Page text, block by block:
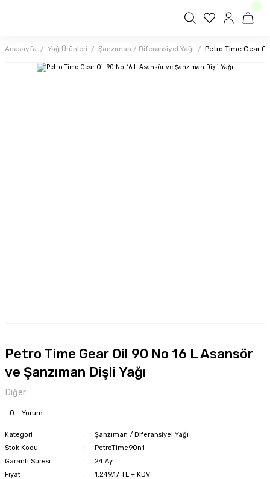
Anasayfa Yağ Ürünleri Şanzıman / Diferansiyel Yağı Petro Time Gear
Petro Time Gear Oil 90 No 16 L Asansör
ve Şanzıman Dişli Yağı
Diğer
0 - Yorum
Kategori
Şanzıman / Diferansiyel Yağı
Stok Kodu
PetroTime90n1
Garanti Süresi
24 Ay
Fiyat
1.249,17 TL + KDV